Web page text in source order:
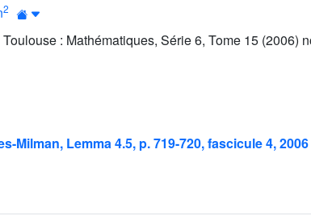
2
: Mathématiques, Série 6, Tome 15 (2006)
Milman, Lemma 4.5, p. 719-720, fascicule 4, 2006